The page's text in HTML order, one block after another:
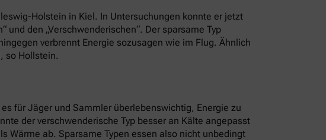
Holstein in Kiel. In Untersuchungen konnte er jetzt
den „Verschwenderischen“. Der sparsame Typ
verbrennt Energie sozusagen wie im Flug. Ähnlich
so Hollstein.
für Jäger und Sammler überlebenswichtig, Energie zu
der verschwenderische Typ besser an Kälte angepasst
Wärme ab. Sparsame Typen essen also nicht unbedingt